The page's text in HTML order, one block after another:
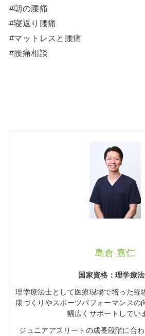
#朝の腰痛
#寝返り腰痛
#マットレスと腰痛
#腰痛相談
島倉 嘉仁
国家資格：理学療
理学療法士として医療現場で培った経
康づくりやスポーツパフォーマンスの
幅広くサポートしてい
ジュニアアスリートの成長段階に合